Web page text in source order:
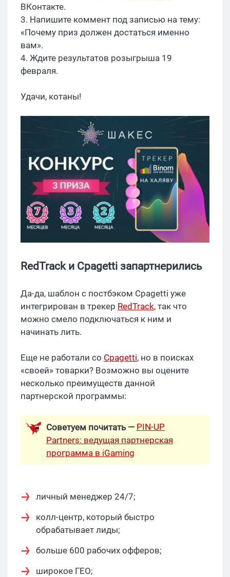
ВКонтакте.
3. Напишите коммент под записью на тему:
«Почему приз должен достаться именно
вам».
4. Ждите результатов розыгрыша 19
февраля.
Удачи, котаны!
RedTrack и Cpagetti запартнерились
Да-да, шаблон с постбэком Cpagetti уже
интегрирован в трекер RedTrack, так что
можно смело подключаться к ним и
начинать лить.
Еще не работали со Cpagetti, но в поисках
«своей» товарки? Возможно вы оцените
несколько преимуществ данной
партнерской программы:
Советуем почитать — PIN-UP
Partners: ведущая партнерская
программа в iGaming
личный менеджер 24/7;
колл-центр, который быстро
обрабатывает лиды;
больше 600 рабочих офферов;
широкое ГЕО;